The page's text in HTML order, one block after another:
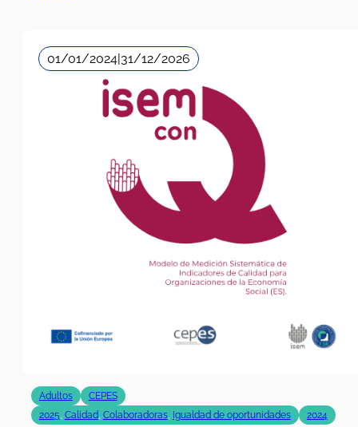
01/01/2024 31/12/2026
Adultos
CEPES
2025, Calidad, Colaboradoras, Igualdad de oportunidades 2024